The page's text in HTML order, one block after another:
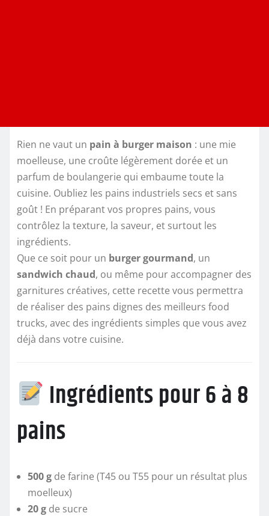
Rien ne vaut un pain à burger maison : une mie
moelleuse, une croûte légèrement dorée et un
parfum de boulangerie qui embaume toute la
cuisine. Oubliez les pains industriels secs et sans
goût ! En préparant vos propres pains, vous
contrôlez la texture, la saveur, et surtout les
ingrédients.
Que ce soit pour un burger gourmand, un
sandwich chaud, ou même pour accompagner des
garnitures créatives, cette recette vous permettra
de réaliser des pains dignes des meilleurs food
trucks, avec des ingrédients simples que vous avez
déjà dans votre cuisine.
Ingrédients pour 6 à 8
pains
500 g de farine (T45 ou T55 pour un résultat plus
moelleux)
20 g de sucre